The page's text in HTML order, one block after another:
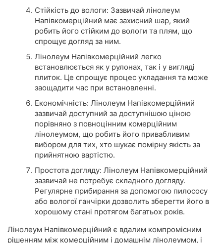
Стійкість до вологи: Зазвичай лінолеум
Напівкомерційний має захисний шар, який
робить його стійким до вологи та плям, що
спрощує догляд за ним.
Лінолеум Напівкомерційний легко
встановлюється як у рулонах, так і у вигляді
плиток. Це спрощує процес укладання та може
заощадити час при встановленні.
Економічність: Лінолеум Напівкомерційний
зазвичай доступний за доступнішою ціною
порівняно з повноцінним комерційним
лінолеумом, що робить його привабливим
вибором для тих, хто шукає помірну якість за
прийнятною вартістю.
Простота догляду: Лінолеум Напівкомерційний
зазвичай не потребує складного догляду.
Регулярне прибирання за допомогою пилососу
або вологої ганчірки дозволить зберегти його в
хорошому стані протягом багатьох років.
Лінолеум Напівкомерційний є вдалим компромісним
рішенням між комерційним і домашнім лінолеумом, і